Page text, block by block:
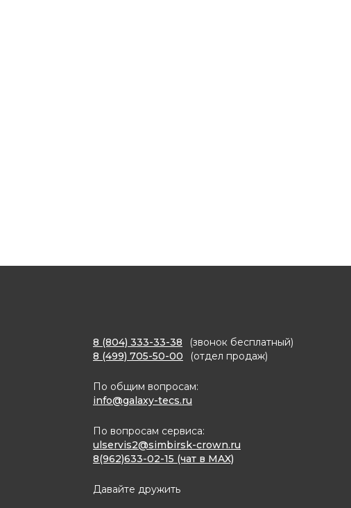
8 (804) 333-33-38
(звонок бесплатный)
8 (499) 705-50-00
(отдел продаж)
По общим вопросам:
info@galaxy-tecs.ru
По вопросам сервиса:
ulservis2@simbirsk-crown.ru
8(962)633-02-15 (чат в MAX)
Давайте дружить